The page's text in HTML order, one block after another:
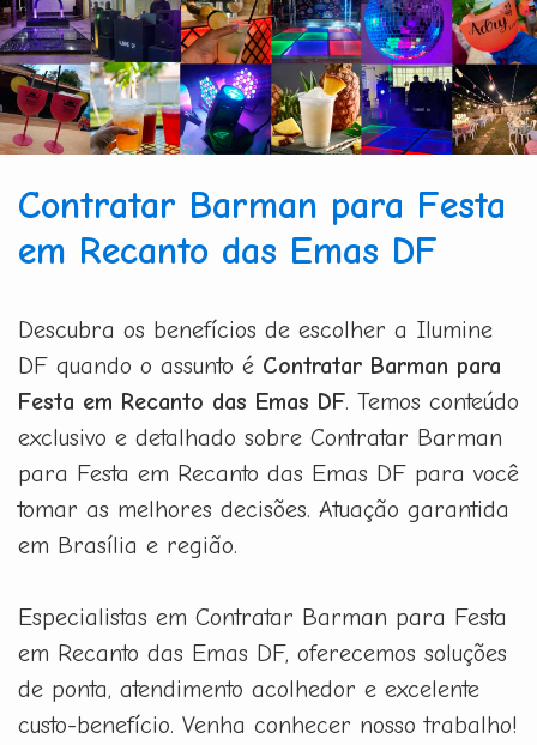
Contratar Barman para Festa
em Recanto das Emas DF
Descubra os benefícios de escolher a Ilumine
DF quando o assunto é Contratar Barman para
Festa em Recanto das Emas DF. Temos conteúdo
exclusivo e detalhado sobre Contratar Barman
para Festa em Recanto das Emas DF para você
tomar as melhores decisões. Atuação garantida
em Brasília e região.
Especialistas em Contratar Barman para Festa
em Recanto das Emas DF, oferecemos soluções
de ponta, atendimento acolhedor e excelente
custo-benefício. Venha conhecer nosso trabalho!